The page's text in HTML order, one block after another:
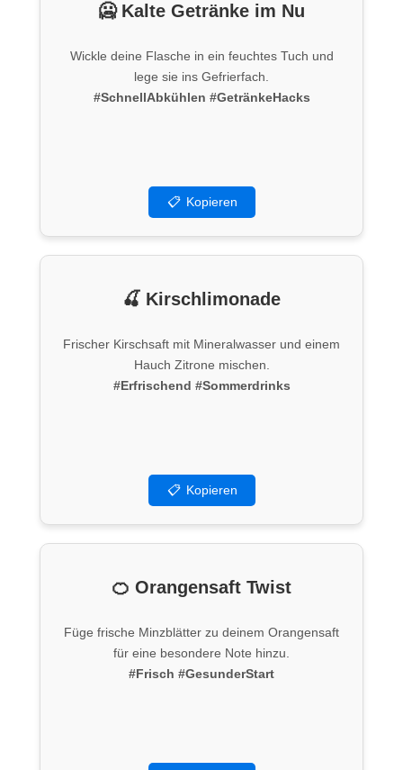
🥶 Kalte Getränke im Nu
Wickle deine Flasche in ein feuchtes Tuch und
lege sie ins Gefrierfach.
#SchnellAbkühlen #GetränkeHacks
📋 Kopieren
🍒 Kirschlimonade
Frischer Kirschsaft mit Mineralwasser und einem
Hauch Zitrone mischen.
#Erfrischend #Sommerdrinks
📋 Kopieren
🍊 Orangensaft Twist
Füge frische Minzblätter zu deinem Orangensaft
für eine besondere Note hinzu.
#Frisch #GesunderStart